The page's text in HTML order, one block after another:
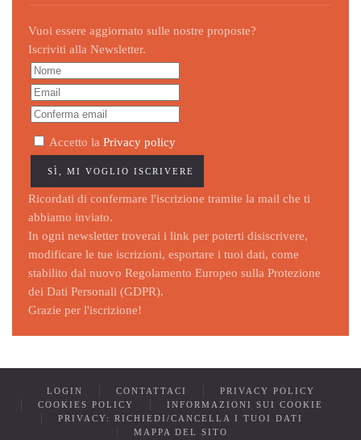
Vuoi essere aggiornato sulle nostre proposte?
Iscriviti alla Newsletter.
Accetto la Privacy policy
Ricordati di confermare l'iscrizione tramite la mail che ti
abbiamo inviato.
In ogni newsletter troverai i link per poterti disiscrivere,
modificare le tue iscrizioni, esportare i tuoi dati, come
stabilito dal nuovo Regolamento Europeo sulla Protezione
dei Dati Personali (GDPR).
Grazie per l'iscrizione!
LOGIN CONTATTACI
PRIVACY POLICY
COOKIES POLICY
INFORMAZIONI SUI COOKIE
PRIVACY: RICHIEDI/CANCELLA I TUOI DATI
MAPPA DEL SITO